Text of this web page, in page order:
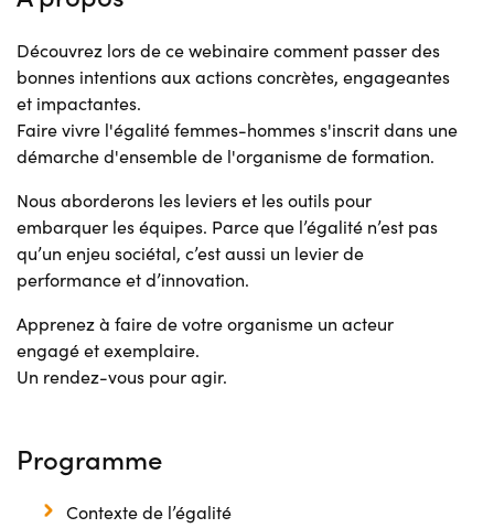
Découvrez lors de ce webinaire comment passer des
bonnes intentions aux actions concrètes, engageantes
et impactantes.
Faire vivre l'égalité femmes-hommes s'inscrit dans une
démarche d'ensemble de l'organisme de formation.
Nous aborderons les leviers et les outils pour
embarquer les équipes. Parce que l’égalité n’est pas
qu’un enjeu sociétal, c’est aussi un levier de
performance et d’innovation.
Apprenez à faire de votre organisme un acteur
engagé et exemplaire.
Un rendez-vous pour agir.
Programme
Contexte de l’égalité